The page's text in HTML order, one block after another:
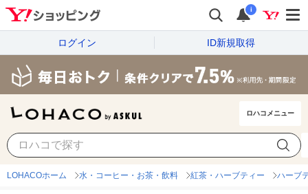
i
ログイン ID新規取得
ロハコメニュー
LOHACOホーム 水・コーヒー・お茶・飲料 紅茶・ハーブティー ハーブ